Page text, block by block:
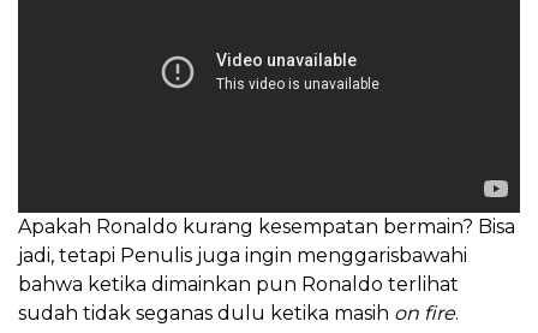
Apakah Ronaldo kurang kesempatan bermain? Bisa
jadi, tetapi Penulis juga ingin menggarisbawahi
bahwa ketika dimainkan pun Ronaldo terlihat
sudah tidak seganas dulu ketika masih on fire.